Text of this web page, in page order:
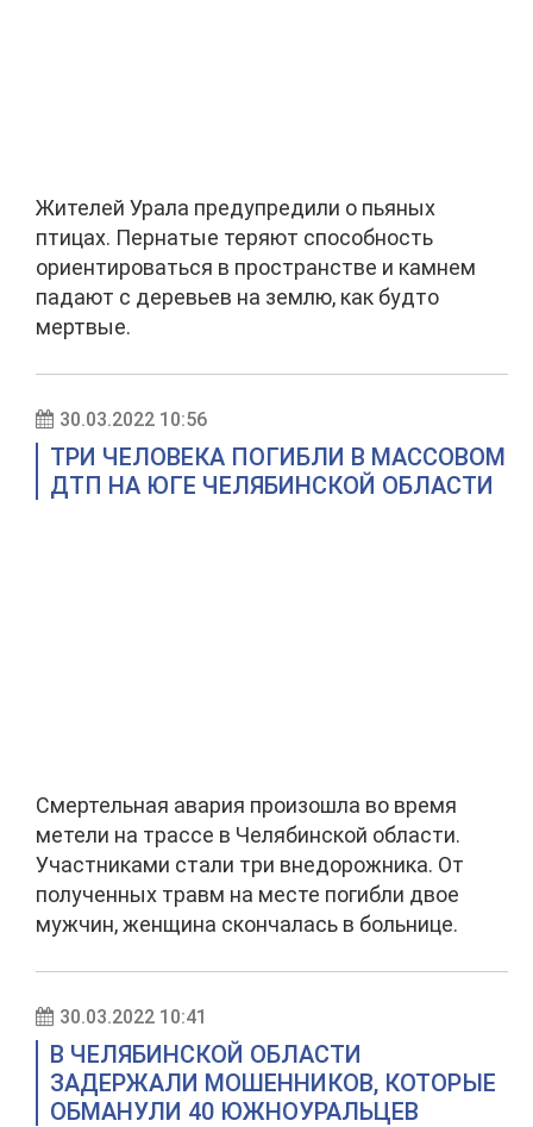
Жителей Урала предупредили о пьяных
птицах. Пернатые теряют способность
ориентироваться в пространстве и камнем
падают с деревьев на землю, как будто
мертвые.
30.03.2022 10:56
ТРИ ЧЕЛОВЕКА ПОГИБЛИ В МАССОВОМ
ДТП НА ЮГЕ ЧЕЛЯБИНСКОЙ ОБЛАСТИ
Смертельная авария произошла во время
метели на трассе в Челябинской области.
Участниками стали три внедорожника. От
полученных травм на месте погибли двое
мужчин, женщина скончалась в больнице.
30.03.2022 10:41
В ЧЕЛЯБИНСКОЙ ОБЛАСТИ
ЗАДЕРЖАЛИ МОШЕННИКОВ, КОТОРЫЕ
ОБМАНУЛИ 40 ЮЖНОУРАЛЬЦЕВ